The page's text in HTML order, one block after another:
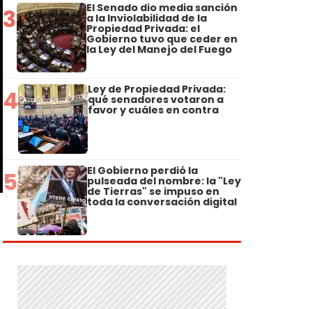
3 El Senado dio media sanción
a la Inviolabilidad de la
Propiedad Privada: el
Gobierno tuvo que ceder en
la Ley del Manejo del Fuego
4 Ley de Propiedad Privada:
qué senadores votaron a
favor y cuáles en contra
5 El Gobierno perdió la
pulseada del nombre: la "Ley
de Tierras" se impuso en
toda la conversación digital